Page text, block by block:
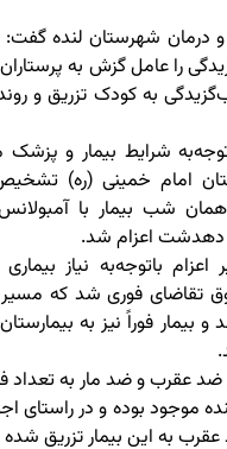
شهرستان لنده گفت:
را عامل گزش به
به کودک تزریق و
شرایط بیمار و پزشک
امام خمینی (ره)
دقیقه همان شب بیمار با
دهدشت اعزام شد.
باتوجه‌به نیاز بیماری
بخش سوق تقاضای فوری شد که
سوق شد و بیمار فوراً نیز به
عقرب و ضد مار به تعداد
موجود بوده و در راستای
به این بیمار تزریق